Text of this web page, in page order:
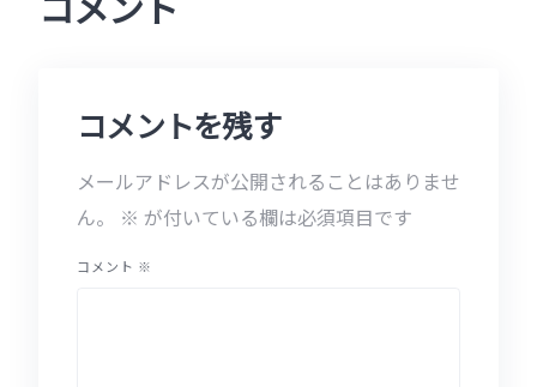
コメントを残す
メールアドレスが公開されることはありませ
ん。
※ が付いている欄は必須項目です
コメント ※